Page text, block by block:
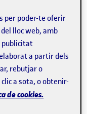
per poder-te oferir
lloc web, amb
a partir dels
rebutjar o
a sota, o obtenir-
de cookies.